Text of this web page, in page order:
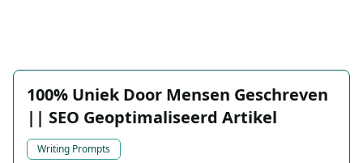
100% Uniek Door Mensen Geschreven
|| SEO Geoptimaliseerd Artikel
Writing Prompts